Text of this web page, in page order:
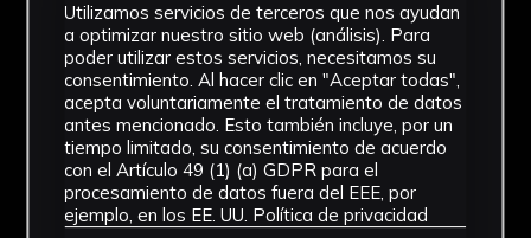
Fondo Herbario
Inscripciones
B-034
Género
Plantago
Utilizamos servicios de terceros que nos ayudan
a optimizar nuestro sitio web (análisis). Para
poder utilizar estos servicios, necesitamos su
consentimiento. Al hacer clic en "Aceptar todas",
acepta voluntariamente el tratamiento de datos
antes mencionado. Esto también incluye, por un
tiempo limitado, su consentimiento de acuerdo
con el Artículo 49 (1) (a) GDPR para el
procesamiento de datos fuera del EEE, por
ejemplo, en los EE. UU. Política de privacidad